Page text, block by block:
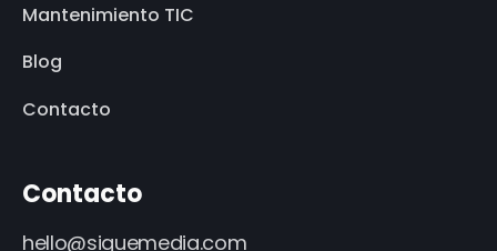
Mantenimiento TIC
Blog
Contacto
Contacto
hello@siguemedia.com